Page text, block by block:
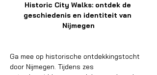
Historic City Walks: ontdek de
geschiedenis en identiteit van
Nijmegen
Ga mee op historische ontdekkingstocht
door Nijmegen. Tijdens zes